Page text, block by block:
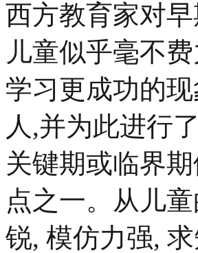
西方教育家对
儿童似乎毫不
学习更成功的
人,并为此进行
关键期或临界
点之一。从儿
锐, 模仿力强,